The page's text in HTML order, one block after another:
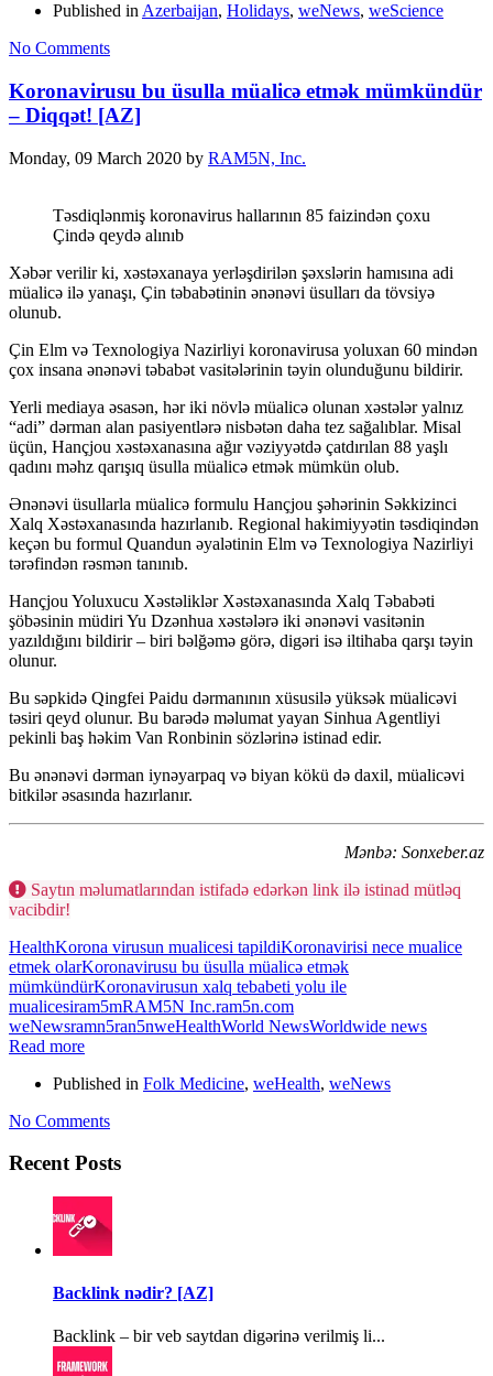
Published in Azerbaijan, Holidays, weNews, weScience
No Comments
Koronavirusu bu üsulla müalicə etmək mümkündür
– Diqqət! [AZ]
Monday, 09 March 2020 by RAM5N, Inc.
Təsdiqlənmiş koronavirus hallarının 85 faizindən çoxu
Çində qeydə alınıb
Xəbər verilir ki, xəstəxanaya yerləşdirilən şəxslərin hamısına adi
müalicə ilə yanaşı, Çin təbabətinin ənənəvi üsulları da tövsiyə
olunub.
Çin Elm və Texnologiya Nazirliyi koronavirusa yoluxan 60 mindən
çox insana ənənəvi təbabət vasitələrinin təyin olunduğunu bildirir.
Yerli mediaya əsasən, hər iki növlə müalicə olunan xəstələr yalnız
“adi” dərman alan pasiyentlərə nisbətən daha tez sağalıblar. Misal
üçün, Hançjou xəstəxanasına ağır vəziyyətdə çatdırılan 88 yaşlı
qadını məhz qarışıq üsulla müalicə etmək mümkün olub.
Ənənəvi üsullarla müalicə formulu Hançjou şəhərinin Səkkizinci
Xalq Xəstəxanasında hazırlanıb. Regional hakimiyyətin təsdiqindən
keçən bu formul Quandun əyalətinin Elm və Texnologiya Nazirliyi
tərəfindən rəsmən tanınıb.
Hançjou Yoluxucu Xəstəliklər Xəstəxanasında Xalq Təbabəti
şöbəsinin müdiri Yu Dzənhua xəstələrə iki ənənəvi vasitənin
yazıldığını bildirir – biri bəlğəmə görə, digəri isə iltihaba qarşı təyin
olunur.
Bu səpkidə Qingfei Paidu dərmanının xüsusilə yüksək müalicəvi
təsiri qeyd olunur. Bu barədə məlumat yayan Sinhua Agentliyi
pekinli baş həkim Van Ronbinin sözlərinə istinad edir.
Bu ənənəvi dərman iynəyarpaq və biyan kökü də daxil, müalicəvi
bitkilər əsasında hazırlanır.
Mənbə: Sonxeber.az
Saytın məlumatlarından istifadə edərkən link ilə istinad mütləq
vacibdir!
HealthKorona virusun mualicesi tapildiKoronavirisi nece mualice
etmek olarKoronavirusu bu üsulla müalicə etmək
mümkündürKoronavirusun xalq tebabeti yolu ile
mualicesiram5mRAM5N Inc.ram5n.com
weNewsramn5ran5nweHealthWorld NewsWorldwide news
Read more
Published in Folk Medicine, weHealth, weNews
No Comments
Recent Posts
Backlink nədir? [AZ]
Backlink – bir veb saytdan digərinə verilmiş li...